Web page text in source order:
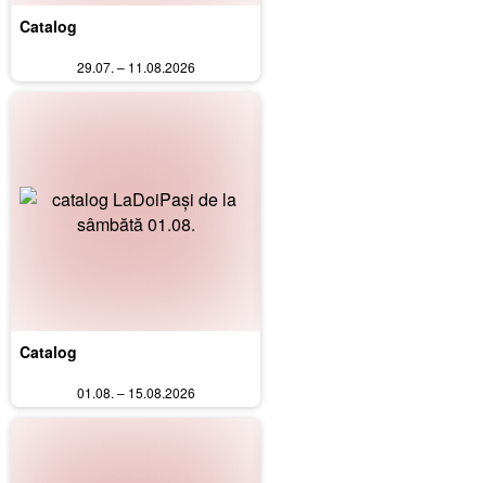
Catalog
29.07. – 11.08.2026
Catalog
01.08. – 15.08.2026